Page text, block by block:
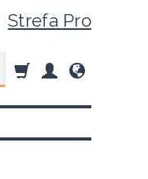
Strefa Pro